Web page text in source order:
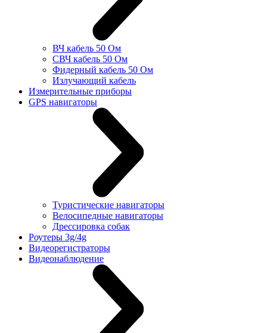
ВЧ кабель 50 Ом
СВЧ кабель 50 Ом
Фидерный кабель 50 Ом
Излучающий кабель
Измерительные приборы
GPS навигаторы
Туристические навигаторы
Велосипедные навигаторы
Дрессировка собак
Роутеры 3g/4g
Видеорегистраторы
Видеонаблюдение